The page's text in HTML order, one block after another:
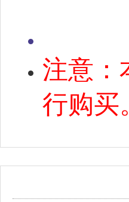
注意：
行购买